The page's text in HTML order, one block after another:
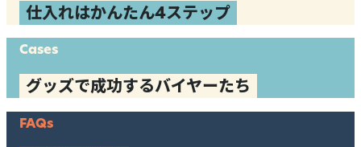
仕入れはかんたん4ステップ
Cases
グッズで成功するバイヤーたち
FAQs